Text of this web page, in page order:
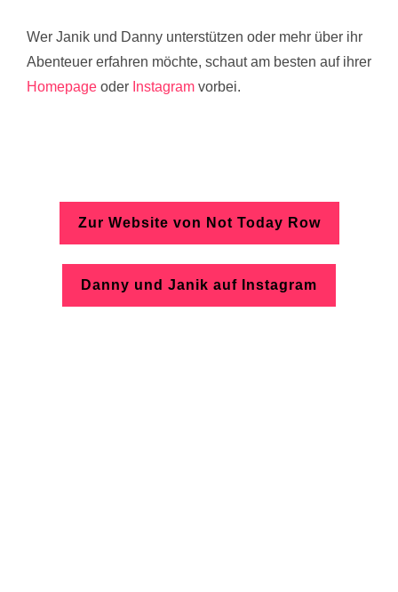
Wer Janik und Danny unterstützen oder mehr über ihr
Abenteuer erfahren möchte, schaut am besten auf ihrer
Homepage oder Instagram vorbei.
Zur Website von Not Today Row
Danny und Janik auf Instagram